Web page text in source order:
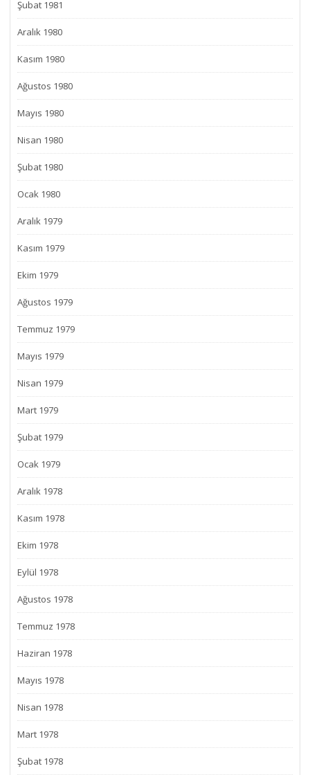
Şubat 1981
Aralık 1980
Kasım 1980
Ağustos 1980
Mayıs 1980
Nisan 1980
Şubat 1980
Ocak 1980
Aralık 1979
Kasım 1979
Ekim 1979
Ağustos 1979
Temmuz 1979
Mayıs 1979
Nisan 1979
Mart 1979
Şubat 1979
Ocak 1979
Aralık 1978
Kasım 1978
Ekim 1978
Eylül 1978
Ağustos 1978
Temmuz 1978
Haziran 1978
Mayıs 1978
Nisan 1978
Mart 1978
Şubat 1978